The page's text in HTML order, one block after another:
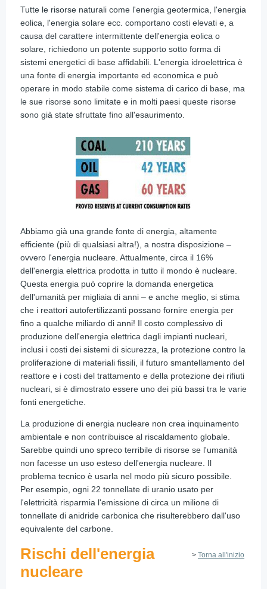
Tutte le risorse naturali come l'energia geotermica, l'energia
eolica, l'energia solare ecc. comportano costi elevati e, a
causa del carattere intermittente dell'energia eolica o
solare, richiedono un potente supporto sotto forma di
sistemi energetici di base affidabili. L'energia idroelettrica è
una fonte di energia importante ed economica e può
operare in modo stabile come sistema di carico di base, ma
le sue risorse sono limitate e in molti paesi queste risorse
sono già state sfruttate fino all'esaurimento.
Abbiamo già una grande fonte di energia, altamente
efficiente (più di qualsiasi altra!), a nostra disposizione –
ovvero l'energia nucleare. Attualmente, circa il 16%
dell'energia elettrica prodotta in tutto il mondo è nucleare.
Questa energia può coprire la domanda energetica
dell'umanità per migliaia di anni – e anche meglio, si stima
che i reattori autofertilizzanti possano fornire energia per
fino a qualche miliardo di anni! Il costo complessivo di
produzione dell'energia elettrica dagli impianti nucleari,
inclusi i costi dei sistemi di sicurezza, la protezione contro la
proliferazione di materiali fissili, il futuro smantellamento del
reattore e i costi del trattamento e della protezione dei rifiuti
nucleari, si è dimostrato essere uno dei più bassi tra le varie
fonti energetiche.
La produzione di energia nucleare non crea inquinamento
ambientale e non contribuisce al riscaldamento globale.
Sarebbe quindi uno spreco terribile di risorse se l'umanità
non facesse un uso esteso dell'energia nucleare. Il
problema tecnico è usarla nel modo più sicuro possibile.
Per esempio, ogni 22 tonnellate di uranio usato per
l'elettricità risparmia l'emissione di circa un milione di
tonnellate di anidride carbonica che risulterebbero dall'uso
equivalente del carbone.
> Torna all'inizio
Rischi dell'energia
nucleare